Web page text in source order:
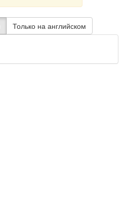
Только на английском